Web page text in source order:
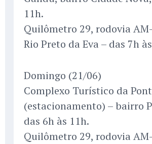
11h.
Quilômetro 29, rodovia
Rio Preto da Eva – das 7h
Domingo (21/06)
Complexo Turístico da
(estacionamento) – bairro
das 6h às 11h.
Quilômetro 29, rodovia